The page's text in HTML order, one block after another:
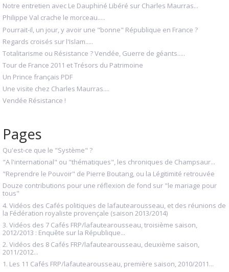
Notre entretien avec Le Dauphiné Libéré sur Charles Maurras...
Philippe Val crache le morceau.....
Pourrait-il, un jour, y avoir une "bonne" République en France ?
Regards croisés sur l'Islam.....
Totalitarisme ou Résistance ? Vendée, Guerre de géants.....
Tour de France 2011 et Trésors du Patrimoine
Un Prince français PDF
Une visite chez Charles Maurras....
Vendée Résistance !
Pages
Qu'est-ce que le "Système" ?
"A l'international" ou "thématiques", les chroniques de Champsaur...
"Reprendre le Pouvoir" de Pierre Boutang, ou la Légitimité retrouvée
Douze contributions pour une réflexion de fond sur "le mariage pour
tous"
4. Vidéos des Cafés politiques de lafautearousseau, et des réunions de
la Fédération royaliste provençale (saison 2013/2014)
3. Vidéos des 7 Cafés FRP/lafautearousseau, troisième saison,
2012/2013 : Enquête sur la République...
2. Vidéos des 8 Cafés FRP/lafautearousseau, deuxième saison,
2011/2012...
1. Les 11 Cafés FRP/lafautearousseau, première saison, 2010/2011...